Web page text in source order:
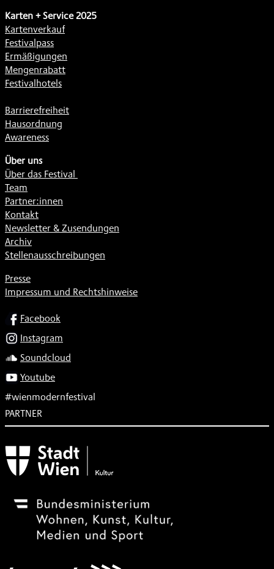
Karten + Service 2025
Kartenverkauf
Festivalpass
Ermäßigungen
Mengenrabatt
Festivalhotels
Barrierefreiheit
Hausordnung
Awareness
Über uns
Über das Festival
Team
Partner:innen
Kontakt
Newsletter & Zusendungen
Archiv
Stellenausschreibungen
Presse
Impressum und Rechtshinweise
SOCIALFacebook
Instagram
Soundcloud
Youtube
#wienmodernfestival
PARTNER
Subventionsgeber